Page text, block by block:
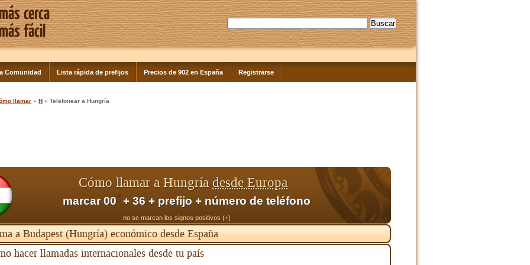
Comunidad Lista rápida de prefijos Precios de 902 en España Registrarse
llamar »H » Telefonear a Hungría
Cómo llamar a Hungríadesde Europa
marcar 00*+ 36 + prefijo + número de teléfono
no se marcan los signos positivos (+)
a Budapest (Hungría) económico desde España
hacer llamadas internacionales desde tu país